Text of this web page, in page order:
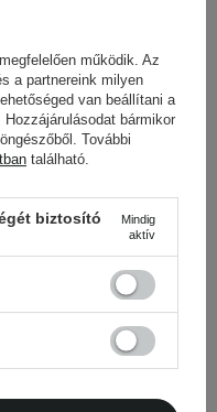
Micellás fFolyadék
Minden Bőrtípusra -
500ml
5 900,00 Ft
KOSÁRBA
működik. Az
a partnereink milyen
van beállítani a
bármikor
További
található.
biztosító
Mindig
aktív